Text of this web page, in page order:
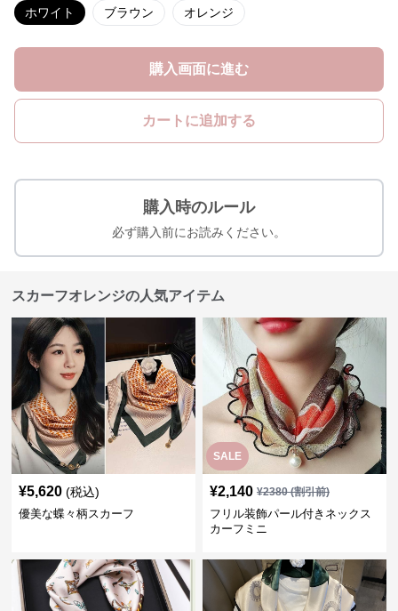
ホワイト ブラウン オレンジ
購入画面に進む
カートに追加する
購入時のルール
必ず購入前にお読みください。
スカーフオレンジの人気アイテム
¥5,620 (税込)
優美な蝶々柄スカーフ
SALE
¥2,140 ¥2380(割引前)
フリル装飾パール付きネックス
カーフミニ